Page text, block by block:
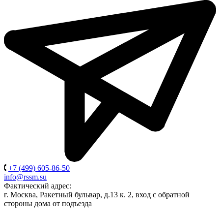
+7 (499) 605-86-50
info@rssm.su
Фактический адрес:
г. Москва, Ракетный бульвар, д.13 к. 2, вход с обратной
стороны дома от подъезда